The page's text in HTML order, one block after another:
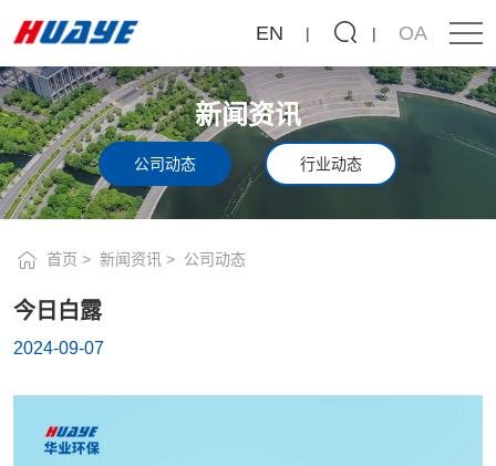
EN OA
今
日
白
露
新闻资讯
公司动态 行业动态
首页 新闻资讯 公司动态
今日白露
2024-09-07